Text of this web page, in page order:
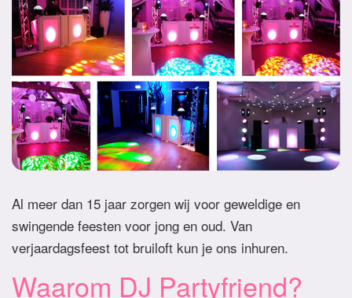
Al meer dan 15 jaar zorgen wij voor geweldige en
swingende feesten voor jong en oud. Van
verjaardagsfeest tot bruiloft kun je ons inhuren.
Waarom DJ Partyfriend?